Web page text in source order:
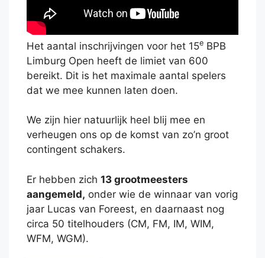
Het aantal inschrijvingen voor het 15e BPB
Limburg Open heeft de limiet van 600
bereikt. Dit is het maximale aantal spelers
dat we mee kunnen laten doen.
We zijn hier natuurlijk heel blij mee en
verheugen ons op de komst van zo’n groot
contingent schakers.
Er hebben zich 13 grootmeesters
aangemeld, onder wie de winnaar van vorig
jaar Lucas van Foreest, en daarnaast nog
circa 50 titelhouders (CM, FM, IM, WIM,
WFM, WGM).